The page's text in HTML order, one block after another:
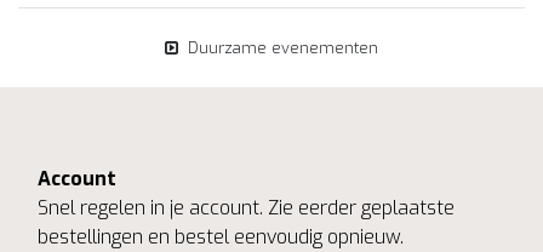
Duurzame evenementen
Account
Snel regelen in je account. Zie eerder geplaatste
bestellingen en bestel eenvoudig opnieuw.